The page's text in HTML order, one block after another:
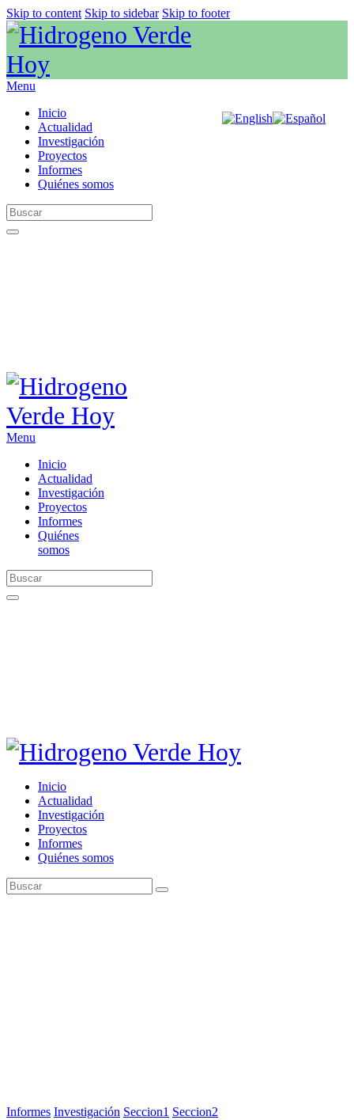
Skip to content Skip to sidebar Skip to footer
Menu
Inicio
Actualidad
Investigación
Proyectos
Informes
Quiénes somos
Menu
Inicio
Actualidad
Investigación
Proyectos
Informes
Quiénes
somos
Inicio
Actualidad
Investigación
Proyectos
Informes
Quiénes somos
Informes Investigación Seccion1 Seccion2